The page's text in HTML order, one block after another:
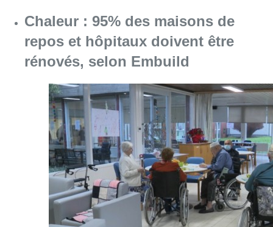
Chaleur : 95% des maisons de
repos et hôpitaux doivent être
rénovés, selon Embuild